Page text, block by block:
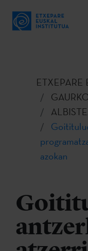
ETXEPARE
azokan